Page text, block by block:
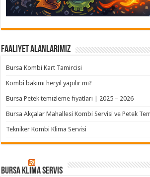
Faaliyet Alanlarımız
Bursa Kombi Kart Tamircisi
Kombi bakımı heryıl yapılır mı?
Bursa Petek temizleme fiyatları | 2025 – 2026
Bursa Akçalar Mahallesi Kombi Servisi ve Petek
Tekniker Kombi Klima Servisi
Bursa klima servis